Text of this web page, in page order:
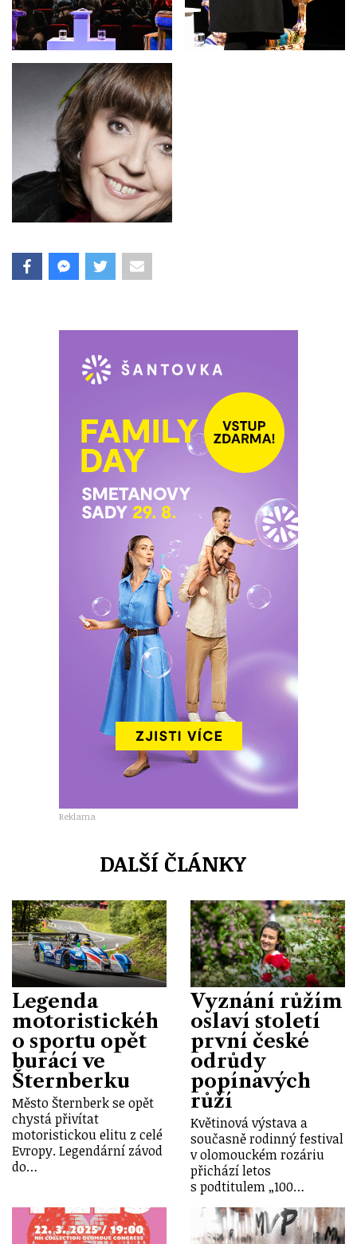
Reklama
DALŠÍ ČLÁNKY
Legenda
motoristickéh
o sportu opět
burácí ve
Šternberku
Město Šternberk se opět
chystá přivítat
motoristickou elitu z celé
Evropy. Legendární závod
do…
Vyznání růžím
oslaví století
první české
odrůdy
popínavých
růží
Květinová výstava a
současně rodinný festival
v olomouckém rozáriu
přichází letos
s podtitulem „100…